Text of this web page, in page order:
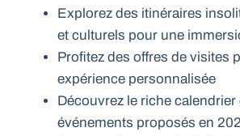
Explorez des itinéraires
et culturels pour une
Profitez des offres de visites
expérience personnalisée
Découvrez le riche
événements proposés en